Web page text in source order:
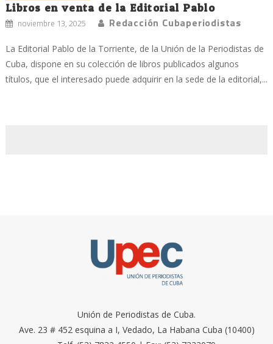
Libros en venta de la Editorial Pablo
noviembre 13, 2025 Redacción Cubaperiodistas
La Editorial Pablo de la Torriente, de la Unión de la Periodistas de
Cuba, dispone en su colección de libros publicados algunos
títulos, que el interesado puede adquirir en la sede de la editorial,...
Unión de Periodistas de Cuba.
Ave. 23 # 452 esquina a I, Vedado, La Habana Cuba (10400)